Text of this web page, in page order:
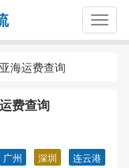
海运费查询
费查询
广州 深圳 连云港